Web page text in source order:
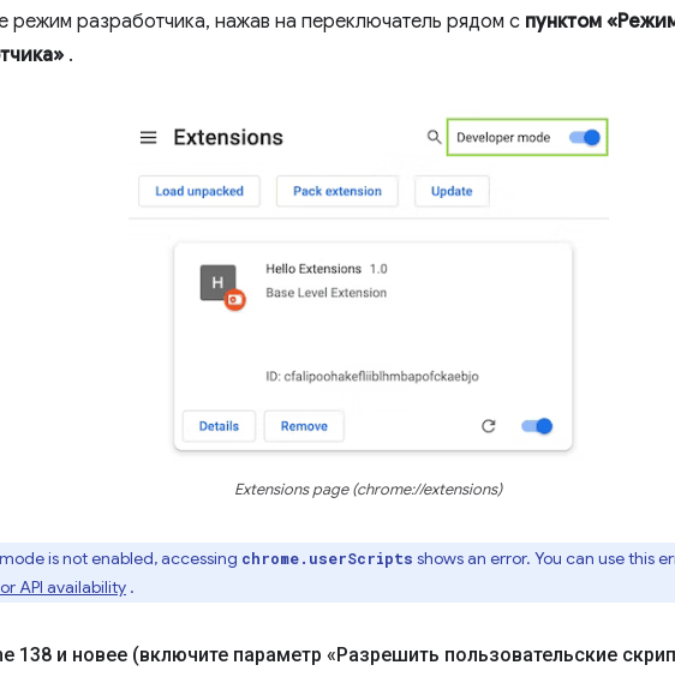
режим разработчика, нажав на переключатель рядом с пунктом
.
Extensions page (chrome://extensions)
is not enabled, accessing chrome.userScripts shows an error. You can use this
API availability .
138 и новее (включите параметр «Разрешить пользовательские